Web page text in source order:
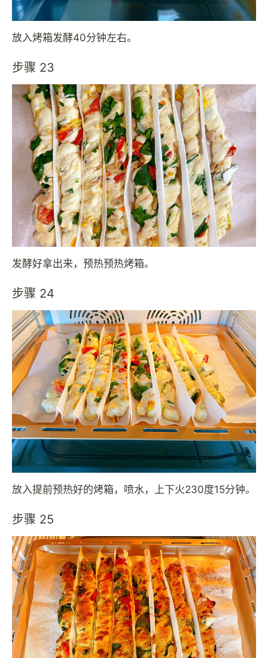
放入烤箱发酵40分钟左右。
步骤 23
发酵好拿出来，预热预热烤箱。
步骤 24
放入提前预热好的烤箱，喷水，上下火230度15分钟。
步骤 25